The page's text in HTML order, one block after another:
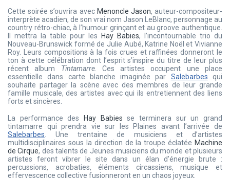
Cette soirée s’ouvrira avec Menoncle Jason, auteur-compositeur-
interprète acadien, de son vrai nom Jason LeBlanc, personnage au
country rétro-chiac, à l’humour grinçant et au groove authentique.
Il mettra la table pour les
Hay Babies, l’incontournable trio du
Nouveau-Brunswick formé de Julie Aubé, Katrine Noël et Vivianne
Roy. Leurs compositions à la fois crues et raffinées donneront le
ton à cette célébration dont l’esprit s’inspire du titre de leur plus
récent album Tintamarre. Ces artistes occupent une place
essentielle dans carte blanche imaginée par Salebarbes qui
souhaite partager la scène avec des membres de leur grande
famille musicale, des artistes avec qui ils entretiennent des liens
forts et sincères.
La performance des Hay Babies se terminera sur un grand
tintamarre qui prendra vie sur les Plaines avant l’arrivée de
Salebarbes . Une trentaine de musiciens et d’artistes
multidisciplinaires sous la direction de la troupe éclatée Machine
de Cirque, des talents de Jeunes musiciens du monde et plusieurs
artistes feront vibrer le site dans un élan d’énergie brute :
percussions, acrobaties, éléments circassiens, musique et
effervescence collective fusionneront en un chaos joyeux.